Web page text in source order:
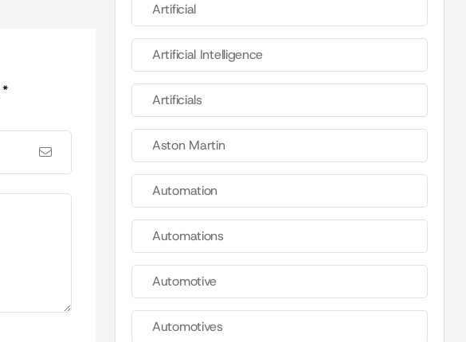
*
Artificial
Artificial Intelligence
Artificials
Aston Martin
Automation
Automations
Automotive
Automotives